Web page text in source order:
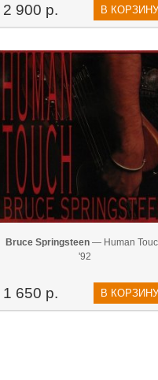
2 900 р. В КОРЗИНУ
Bruce Springsteen — Human
'92
1 650 р. В КОРЗИНУ